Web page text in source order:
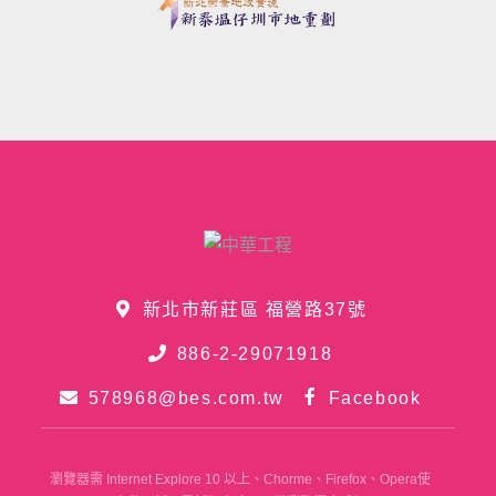
新北市新莊區 福營路37號
886-2-29071918
578968@bes.com.tw Facebook
瀏覽器需 Internet Explore 10 以上、Chorme、Firefox、Opera使